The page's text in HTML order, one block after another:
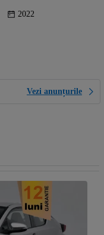
2022
Vezi anunțurile